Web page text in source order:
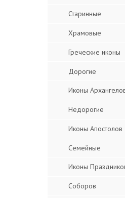
Старинные
Храмовые
Греческие иконы
Дорогие
Иконы
Недорогие
Иконы Апостолов
Семейные
Иконы
Соборов